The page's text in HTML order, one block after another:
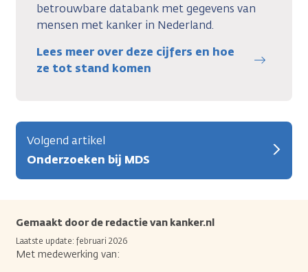
betrouwbare databank met gegevens van
mensen met kanker in Nederland.
Lees meer over deze cijfers en hoe
ze tot stand komen
Volgend artikel
Onderzoeken bij MDS
Gemaakt door de redactie van kanker.nl
Laatste update: februari 2026
Met medewerking van: